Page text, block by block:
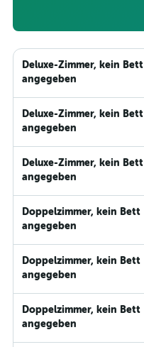
Deluxe-Zimmer, kein Bett
angegeben
Deluxe-Zimmer, kein Bett
angegeben
Deluxe-Zimmer, kein Bett
angegeben
Doppelzimmer, kein Bett
angegeben
Doppelzimmer, kein Bett
angegeben
Doppelzimmer, kein Bett
angegeben